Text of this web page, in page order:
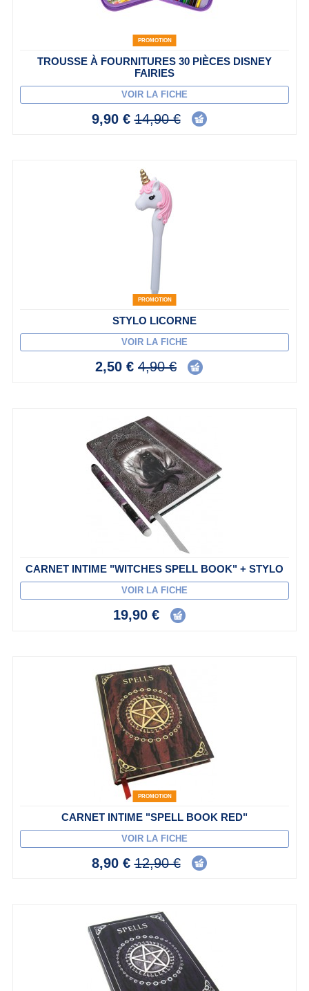
PROMOTION
TROUSSE À FOURNITURES 30 PIÈCES DISNEY
FAIRIES
VOIR LA FICHE
9,90 €14,90 €
PROMOTION
STYLO LICORNE
VOIR LA FICHE
2,50 € 4,90 €
CARNET INTIME "WITCHES SPELL BOOK" + STYLO
VOIR LA FICHE
19,90 €
PROMOTION
CARNET INTIME "SPELL BOOK RED"
VOIR LA FICHE
8,90 €12,90 €